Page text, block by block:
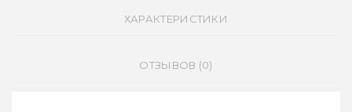
ХАРАКТЕРИСТИКИ
ОТЗЫВОВ (0)